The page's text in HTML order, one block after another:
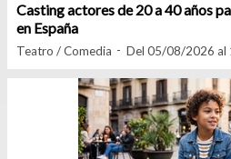
Casting actores de 20 a 40 años
en España
Teatro / Comedia Del 05/08/2026